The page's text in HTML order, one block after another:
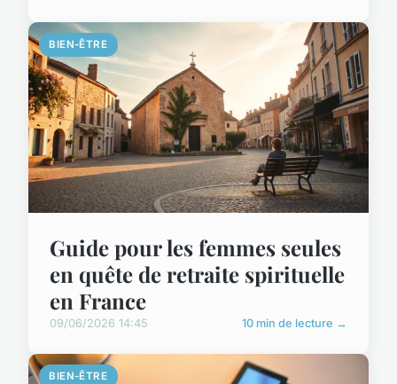
BIEN-ÊTRE
Guide pour les femmes seules
en quête de retraite spirituelle
en France
09/06/2026 14:45 10 min de lecture →
BIEN-ÊTRE